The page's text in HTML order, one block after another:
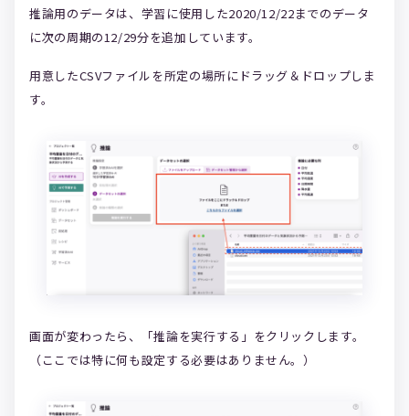
推論用のデータは、学習に使用した2020/12/22までのデータ
に次の周期の12/29分を追加しています。
用意したCSVファイルを所定の場所にドラッグ＆ドロップしま
す。
画面が変わったら、「推論を実行する」をクリックします。
（ここでは特に何も設定する必要はありません。）